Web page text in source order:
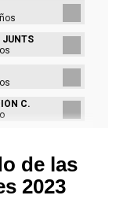
JUNTS
C.
de las
2023